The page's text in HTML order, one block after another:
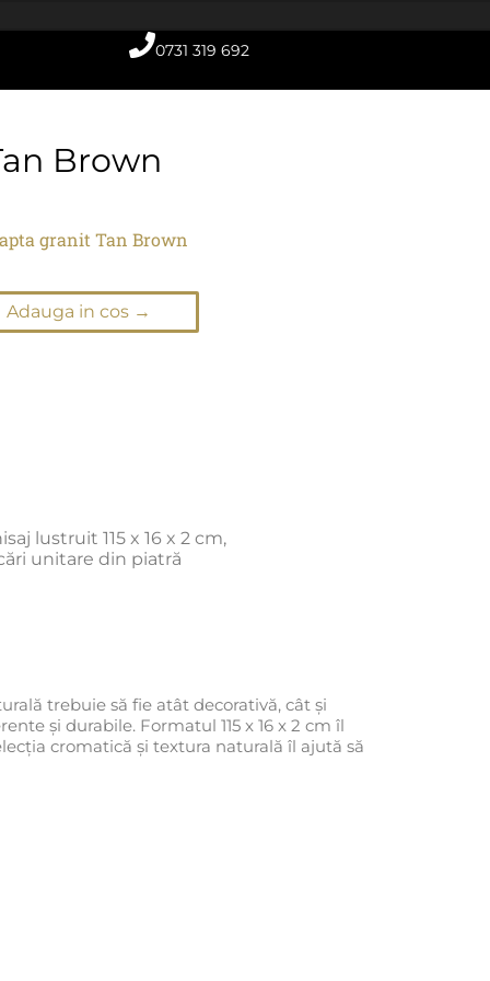
0731 319 692
Brown
granit Tan Brown
Adauga in cos →
lustruit 115 x 16 x 2 cm,
unitare din piatră
trebuie să fie atât decorativă, cât și
și durabile. Formatul 115 x 16 x 2 cm îl
cromatică și textura naturală îl ajută să